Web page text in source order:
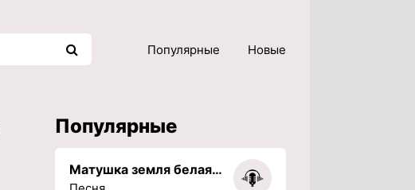
Популярные Новые
Популярные
Матушка земля белая березонька